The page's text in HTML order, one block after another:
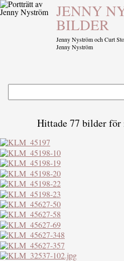
JENNY
BILDER
Jenny Nyström och Curt
Jenny Nyström
Hittade 77 bilder för